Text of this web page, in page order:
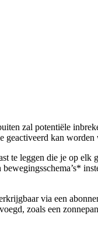
zal potentiële
kan
te leggen die je op
via een
zoals een